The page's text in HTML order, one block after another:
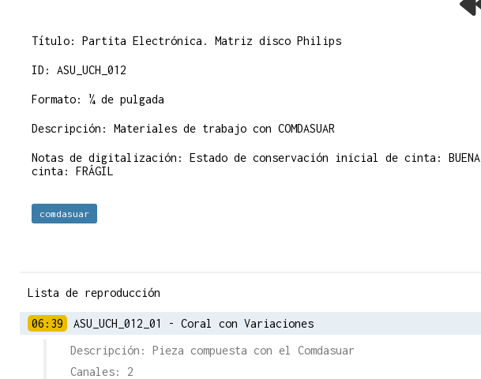
Título: Partita Electrónica. Matriz disco Philips
ID: ASU_UCH_012
Formato: ¼ de pulgada
Descripción: Materiales de trabajo con COMDASUAR
Notas de digitalización: Estado de conservación inicial de cinta: BUENA A
cinta: FRÁGIL
comdasuar
Lista de reproducción
06:39
ASU_UCH_012_01 - Coral con Variaciones
Descripción: Pieza compuesta con el Comdasuar
Canales: 2